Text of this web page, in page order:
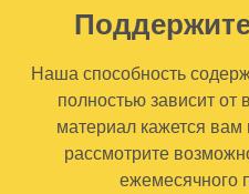
Наша способность
полностью зависит
материал кажется
рассмотрите
ежемесячного